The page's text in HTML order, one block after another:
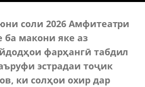
соли 2026 Амфитеатри
макони яке аз
фарҳангӣ табдил
эстрадаи тоҷик
ки солҳои охир дар